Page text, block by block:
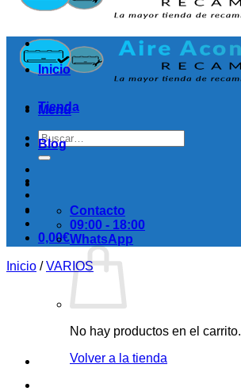
Menú
Buscar
por:
0,00€
No hay productos en el carrito.
Volver a la tienda
Inicio
Tienda
Blog
Contacto
09:00 - 18:00
WhatsApp
Inicio / VARIOS